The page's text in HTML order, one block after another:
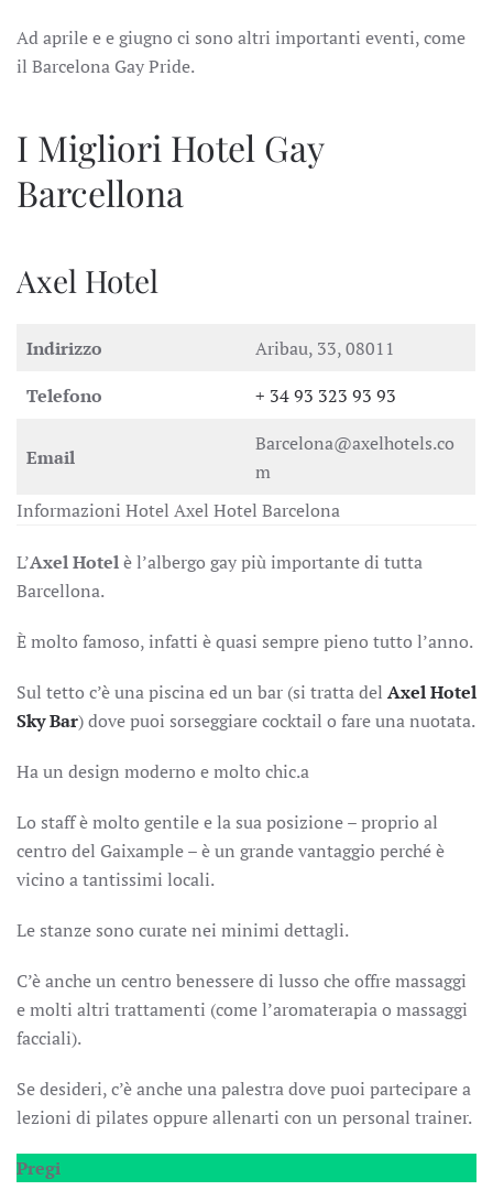
Ad aprile e e giugno ci sono altri importanti eventi, come
il Barcelona Gay Pride.
I Migliori Hotel Gay
Barcellona
Axel Hotel
Indirizzo
Aribau, 33, 08011
Telefono
+ 34 93 323 93 93
Email
Barcelona@axelhotels.co
m
Informazioni Hotel Axel Hotel Barcelona
L’Axel Hotelè l’albergo gay più importante di tutta
Barcellona.
È molto famoso, infatti è quasi sempre pieno tutto l’anno.
Sul tetto c’è una piscina ed un bar (si tratta del Axel Hotel
Sky Bar) dove puoi sorseggiare cocktail o fare una nuotata.
Ha un design moderno e molto chic.a
Lo staff è molto gentile e la sua posizione – proprio al
centro del Gaixample – è un grande vantaggio perché è
vicino a tantissimi locali.
Le stanze sono curate nei minimi dettagli.
C’è anche un centro benessere di lusso che offre massaggi
e molti altri trattamenti (come l’aromaterapia o massaggi
facciali).
Se desideri, c’è anche una palestra dove puoi partecipare a
lezioni di pilates oppure allenarti con un personal trainer.
Pregi